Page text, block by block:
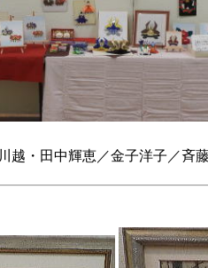
・田中輝恵／金子洋子／斉